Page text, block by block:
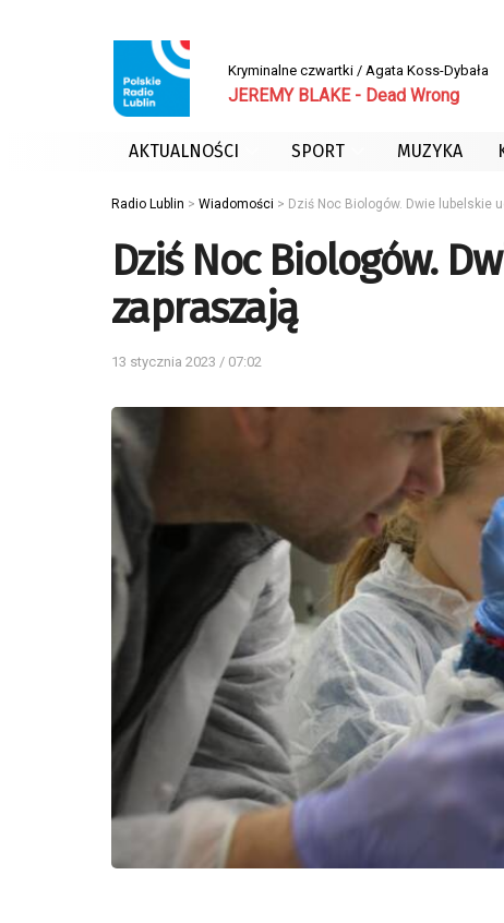
Kryminalne czwartki / Agata Koss-Dybała
JEREMY BLAKE - Dead Wrong
AKTUALNOŚCI SPORT MUZYKA
Radio Lublin > Wiadomości > Dziś Noc Biologów. Dwie lubelskie
Dziś Noc Biologów.
zapraszają
13 stycznia 2023 / 07:02